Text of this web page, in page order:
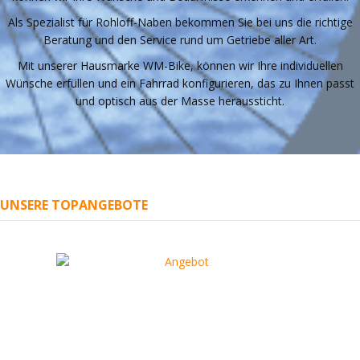
Als Spezialist für Rohloff-Naben bekommen Sie bei uns die richtige
Beratung und den Service rund um Getriebe aller Art.
Mit unserer Hausmarke WM-Bike, können wir Ihre individuellen
Wünsche erfüllen und ein Fahrrad konfigurieren, das zu Ihnen passt
und optisch aus der Masse heraussticht.
UNSERE TOPANGEBOTE